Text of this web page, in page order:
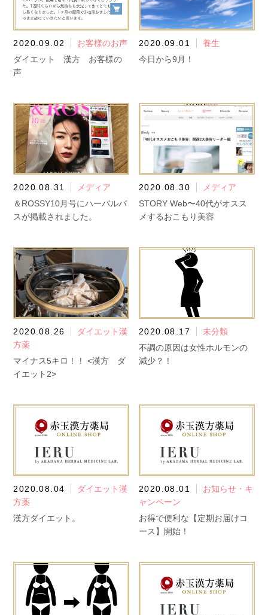
2020.09.02
お客様のお声
ダイエット 漢方 お客様の
声
2020.09.01
養生
今日から9月！
2020.08.31
メディア
＆ROSSY10月号にハーバルバ
スが掲載されました。
2020.08.30
メディア
STORY Web〜40代がオスス
メするおこもり美容
2020.08.26
ダイエット漢
方薬
マイナス5キロ！！ <漢方 ダ
イエット2>
2020.08.17
未分類
不調の原因は女性ホルモンの
減少？！
2020.08.04
ダイエット漢
方薬
漢方ダイエット。
2020.08.01
お知らせ・キ
ャンペーン
お得で便利な【定期お届けコ
ース】開始！